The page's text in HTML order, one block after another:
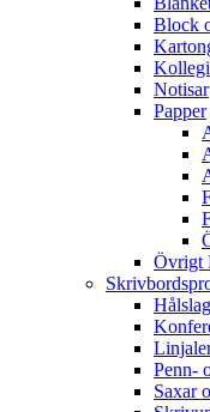
Block
Notisar
Papper
Övrigt
Hålslag
Penn-
Saxar